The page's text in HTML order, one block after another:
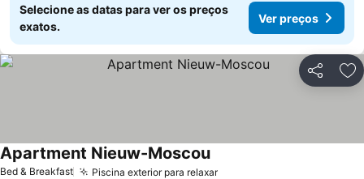
Selecione as datas para ver os preços
exatos.
Ver preços
Partilhar
Bed & Breakfast Piscina exterior para relaxar
Apartment Nieuw-Moscou